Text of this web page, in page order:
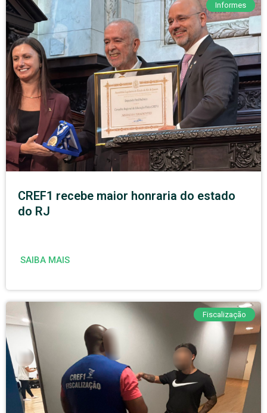
Informes
CREF1 recebe maior honraria do estado
do RJ
SAIBA MAIS
Fiscalização